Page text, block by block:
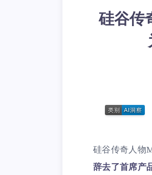
硅谷传
硅谷传奇人物
辞去了首席产